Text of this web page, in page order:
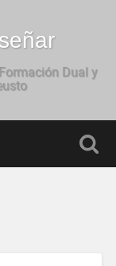
Dual y